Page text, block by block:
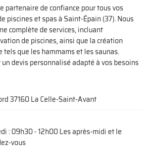
vous consentez à recevoir nos propositions commerciales à
ci-dessus. Vous pouvez vous désinscrire à tout moment en
désinscription.
partenaire de confiance pour tous vos
piscines et spas à Saint-Épain (37). Nous
complète de services, incluant
de piscines, ainsi que la création
tels que les hammams et les saunas.
devis personnalisé adapté à vos besoins
37160 La Celle-Saint-Avant
: 09h30 - 12h00 Les après-midi et le
vous